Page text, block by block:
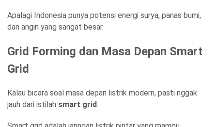
Apalagi Indonesia punya potensi energi surya, panas bumi,
dan angin yang sangat besar.
Grid Forming dan Masa Depan Smart
Grid
Kalau bicara soal masa depan listrik modern, pasti nggak
jauh dari istilah smart grid.